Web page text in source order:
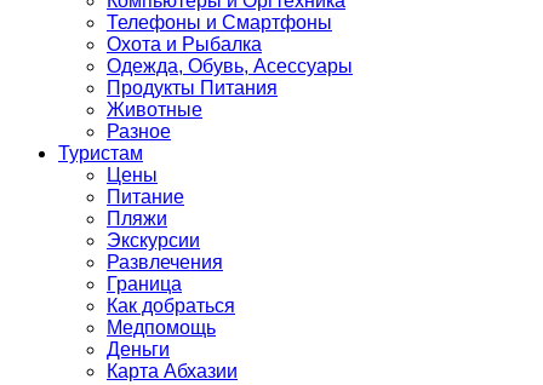
Телефоны и Смартфоны
Охота и Рыбалка
Одежда, Обувь, Асессуары
Продукты Питания
Животные
Разное
Туристам
Цены
Питание
Пляжи
Экскурсии
Развлечения
Граница
Как добраться
Медпомощь
Деньги
Карта Абхазии